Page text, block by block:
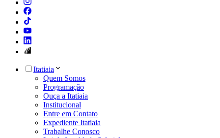
Itatiaia
Quem Somos
Programação
Ouça a Itatiaia
Institucional
Entre em Contato
Expediente Itatiaia
Trabalhe Conosco